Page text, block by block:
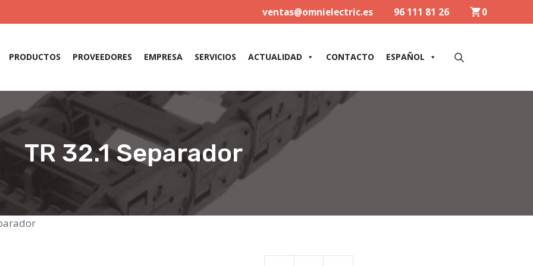
ventas@omnielectric.es 96 111 81 26 0
PRODUCTOS PROVEEDORES EMPRESA SERVICIOS ACTUALIDAD CONTACTO ESPAÑOL
TR 32.1 Separador